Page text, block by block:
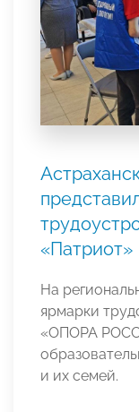
«Патриот»
На
ярмарки
«ОПОРА
и их семей.